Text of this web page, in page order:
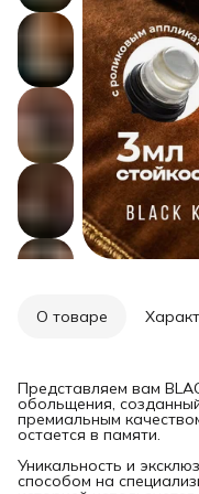
О товаре
Представляем вам
обольщения,
премиальным
остается в памяти.
Уникальность и
способом на